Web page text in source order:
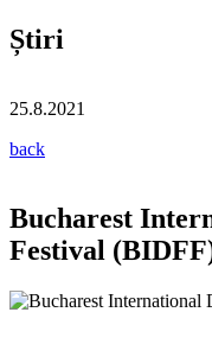
Știri
25.8.2021
back
Bucharest
Festival